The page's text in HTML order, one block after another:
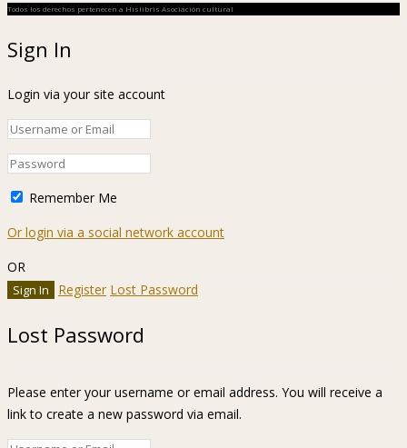
Todos los derechos pertenecen a Hislibris Asociación cultural
Sign In
Login via your site account
Remember Me
Or login via a social network account
OR
Register Lost Password
Lost Password
Please enter your username or email address. You will receive a
link to create a new password via email.